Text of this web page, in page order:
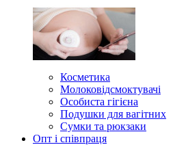
Косметика
Молоковідсмоктувачі
Особиста гігієна
Подушки для вагітних
Сумки та рюкзаки
Опт і співпраця